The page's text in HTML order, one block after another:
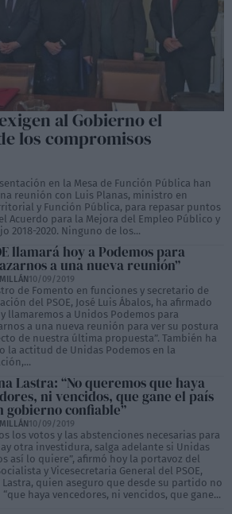
al Gobierno el
los compromisos
en la Mesa de Función Pública han
reunión con Luis Planas, ministro en
y Función Pública, para repasar puntos
Acuerdo para la Mejora del Empleo Público y
2018-2020. Ninguno de los...
llamará hoy a Podemos para
a una nueva reunión”
10/09/2019
de Fomento en funciones y secretario de
del PSOE, José Luis Ábalos, ha afirmado
llamaremos a Unidos Podemos para
a una nueva reunión para ver su postura
de nuestra última propuesta”. También ha
la actitud de Unidas Podemos en la
Lastra: “No queremos que haya
ni vencidos, que gane el país
gobierno confiable”
10/09/2019
los votos y las abstenciones necesarias para
otra investidura, salga adelante si Unidas
así lo quiere”, afirmó hoy la portavoz del
y Vicesecretaria General del PSOE,
Lastra, quien aseguro que desde su partido no
haya vencedores, ni vencidos, que gane...